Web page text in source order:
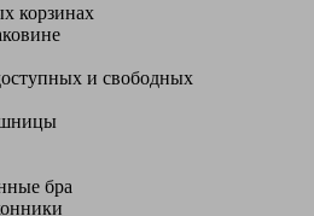
корзинах
и свободных
бра